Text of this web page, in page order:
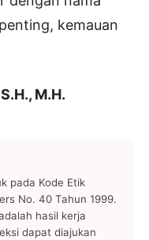
kemauan
M.H.
pada Kode Etik
No. 40 Tahun 1999.
hasil kerja
dapat diajukan